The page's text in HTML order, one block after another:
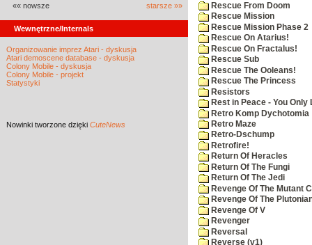
«« nowsze starsze »»
Wewnętrzne/Internals
Organizowanie imprez Atari - dyskusja
Atari demoscene database - dyskusja
Colony Mobile - dyskusja
Colony Mobile - projekt
Statystyki
Nowinki tworzone dzięki CuteNews
Rescue From Doom
Rescue Mission
Rescue Mission Phase 2
Rescue On Atarius!
Rescue On Fractalus!
Rescue Sub
Rescue The Ooleans!
Rescue The Princess
Resistors
Rest in Peace - You Only
Retro Komp Dychotomia
Retro Maze
Retro-Dschump
Retrofire!
Return Of Heracles
Return Of The Fungi
Return Of The Jedi
Revenge Of The Mutant
Revenge Of The
Revenge Of V
Revenger
Reversal
Reverse (v1)